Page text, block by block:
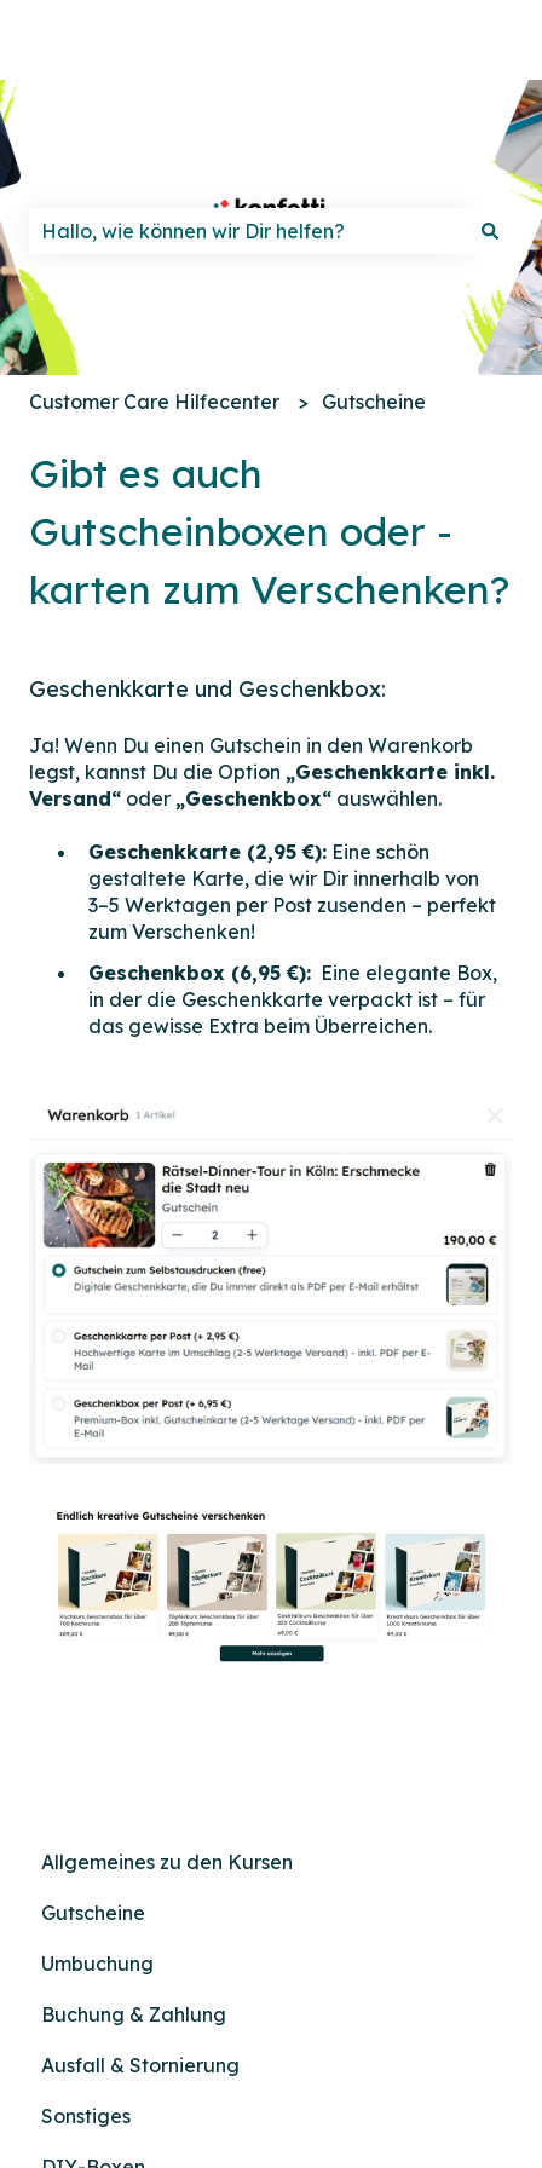
Es gibt keine Vorschläge, da das Suchfeld leer ist.
Customer Care Hilfecenter Gutscheine
Gibt es auch
Gutscheinboxen oder -
karten zum Verschenken?
Geschenkkarte und Geschenkbox:
Ja! Wenn Du einen Gutschein in den Warenkorb
legst, kannst Du die Option „Geschenkkarte inkl.
Versand“ oder „Geschenkbox“ auswählen.
Geschenkkarte (2,95 €): Eine schön
gestaltete Karte, die wir Dir innerhalb von
3–5 Werktagen per Post zusenden – perfekt
zum Verschenken!
Geschenkbox (6,95 €): Eine elegante Box,
in der die Geschenkkarte verpackt ist – für
das gewisse Extra beim Überreichen.
Allgemeines zu den Kursen
Gutscheine
Umbuchung
Buchung & Zahlung
Ausfall & Stornierung
Sonstiges